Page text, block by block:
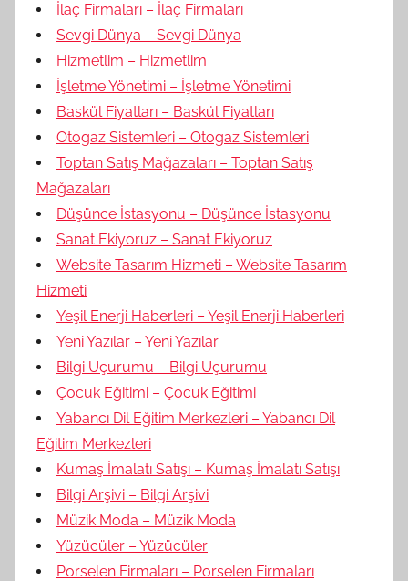
İlaç Firmaları – İlaç Firmaları
Sevgi Dünya – Sevgi Dünya
Hizmetlim – Hizmetlim
İşletme Yönetimi – İşletme Yönetimi
Baskül Fiyatları – Baskül Fiyatları
Otogaz Sistemleri – Otogaz Sistemleri
Toptan Satış Mağazaları – Toptan Satış
Mağazaları
Düşünce İstasyonu – Düşünce İstasyonu
Sanat Ekiyoruz – Sanat Ekiyoruz
Website Tasarım Hizmeti – Website Tasarım
Hizmeti
Yeşil Enerji Haberleri – Yeşil Enerji Haberleri
Yeni Yazılar – Yeni Yazılar
Bilgi Uçurumu – Bilgi Uçurumu
Çocuk Eğitimi – Çocuk Eğitimi
Yabancı Dil Eğitim Merkezleri – Yabancı Dil
Eğitim Merkezleri
Kumaş İmalatı Satışı – Kumaş İmalatı Satışı
Bilgi Arşivi – Bilgi Arşivi
Müzik Moda – Müzik Moda
Yüzücüler – Yüzücüler
Porselen Firmaları – Porselen Firmaları